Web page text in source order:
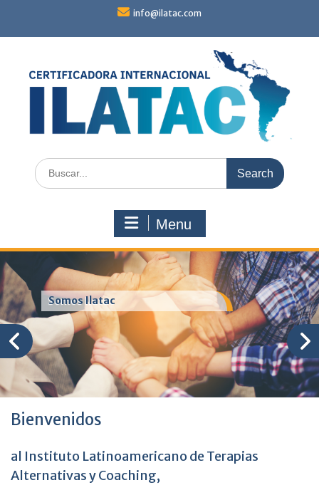
content
info@ilatac.com
Search
for:
Menu
Somos Ilatac
Bienvenidos
al Instituto Latinoamericano de Terapias
Alternativas y Coaching,